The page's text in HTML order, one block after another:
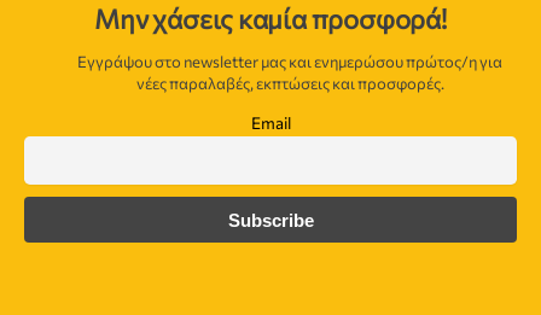
Μην χάσεις καμία προσφορά!
Εγγράψου στο newsletter μας και ενημερώσου πρώτος/η για
νέες παραλαβές, εκπτώσεις και προσφορές.
Email